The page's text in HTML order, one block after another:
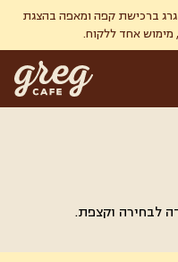
זכאים ל-50% הנחה בגרג ברכישת קפה ומאפה בהצגת
מימוש אחד ללקוח.
לבחירה וקצפת.